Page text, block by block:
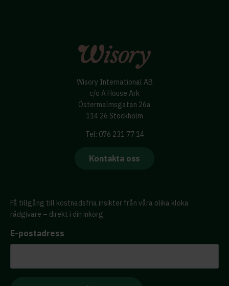
Wisory International AB
c/o A House Ark
Östermalmsgatan 26a
114 26 Stockholm
Tel: 076 231 77 14
Kontakta oss
Få tillgång till kostnadsfria insikter från våra olika kloka
rådgivare – direkt i din inkorg.
E-postadress